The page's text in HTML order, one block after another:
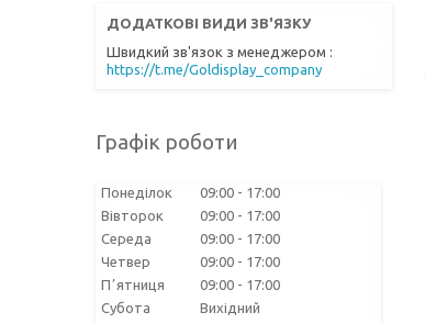
Швидкий зв'язок з менеджером
https://t.me/Goldisplay_company
Графік роботи
Понеділок 09:00
17:00
Вівторок
09:00
17:00
Середа
09:00
17:00
Четвер
09:00
17:00
Пʼятниця
09:00
17:00
Субота
Вихідний